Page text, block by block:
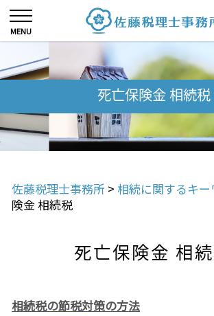
死亡保険金 相続税
佐藤税理士事務所 > 相続に関するキー
険金 相続税
死亡保険金 相
相続税の節税対策の方法